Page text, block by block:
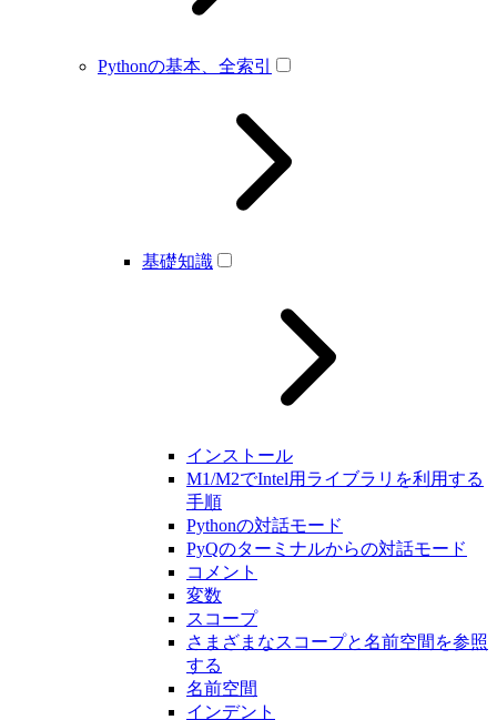
Pythonの基本、全索引
基礎知識
インストール
M1/M2でIntel用ライブラリを利用する
手順
Pythonの対話モード
PyQのターミナルからの対話モード
コメント
変数
スコープ
さまざまなスコープと名前空間を参照
する
名前空間
インデント